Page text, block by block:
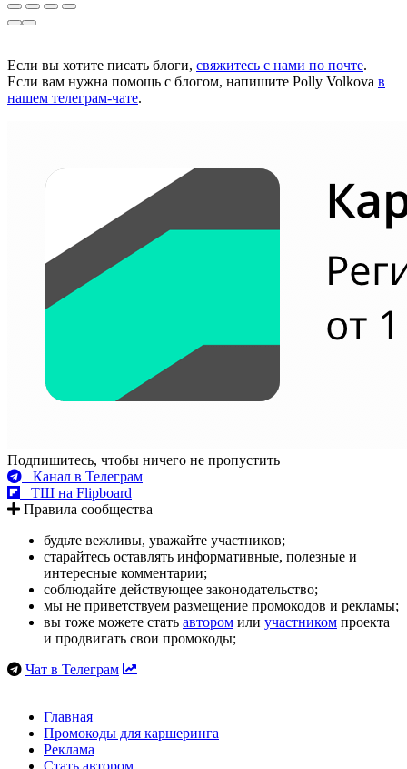
Если вы хотите писать блоги, свяжитесь с нами по почте.
Если вам нужна помощь с блогом, напишите Polly Volkova в
нашем телеграм-чате.
Подпишитесь, чтобы ничего не пропустить
Канал в Телеграм
ТШ на Flipboard
Правила сообщества
будьте вежливы, уважайте участников;
старайтесь оставлять информативные, полезные и
интересные комментарии;
соблюдайте действующее законодательство;
мы не приветствуем размещение промокодов и рекламы;
вы тоже можете стать автором или участником проекта
и продвигать свои промокоды;
Чат в Телеграм
Главная
Промокоды для каршеринга
Реклама